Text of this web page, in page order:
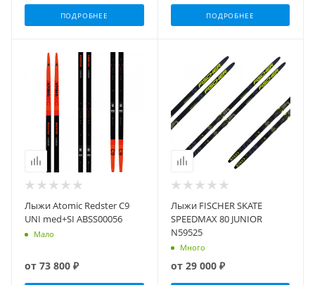
ПОДРОБНЕЕ ПОДРОБНЕЕ
Лыжи Atomic Redster C9
UNI med+SI ABSS00056
Мало
от 73 800 ₽
Лыжи FISCHER SKATE
SPEEDMAX 80 JUNIOR
N59525
Много
от 29 000 ₽